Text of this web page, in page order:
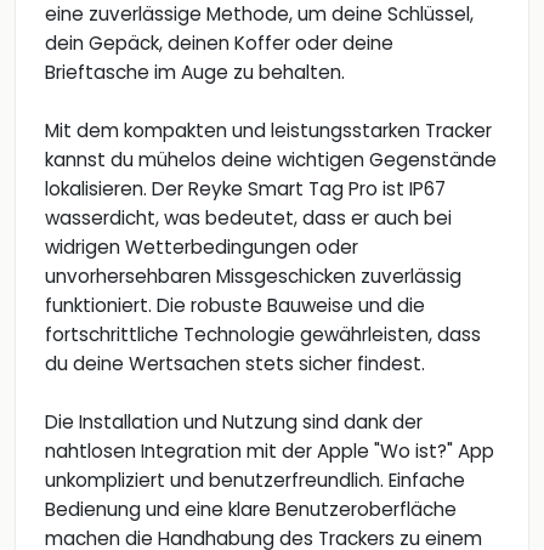
eine zuverlässige Methode, um deine Schlüssel,
dein Gepäck, deinen Koffer oder deine
Brieftasche im Auge zu behalten.
Mit dem kompakten und leistungsstarken Tracker
kannst du mühelos deine wichtigen Gegenstände
lokalisieren. Der Reyke Smart Tag Pro ist IP67
wasserdicht, was bedeutet, dass er auch bei
widrigen Wetterbedingungen oder
unvorhersehbaren Missgeschicken zuverlässig
funktioniert. Die robuste Bauweise und die
fortschrittliche Technologie gewährleisten, dass
du deine Wertsachen stets sicher findest.
Die Installation und Nutzung sind dank der
nahtlosen Integration mit der Apple "Wo ist?" App
unkompliziert und benutzerfreundlich. Einfache
Bedienung und eine klare Benutzeroberfläche
machen die Handhabung des Trackers zu einem